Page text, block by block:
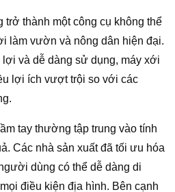
trở thành một công cụ không thể
làm vườn và nông dân hiện đại.
và dễ dàng sử dụng, máy xới
lợi ích vượt trội so với các
tay thường tập trung vào tính
Các nhà sản xuất đã tối ưu hóa
dùng có thể dễ dàng di
điều kiện địa hình. Bên cạnh